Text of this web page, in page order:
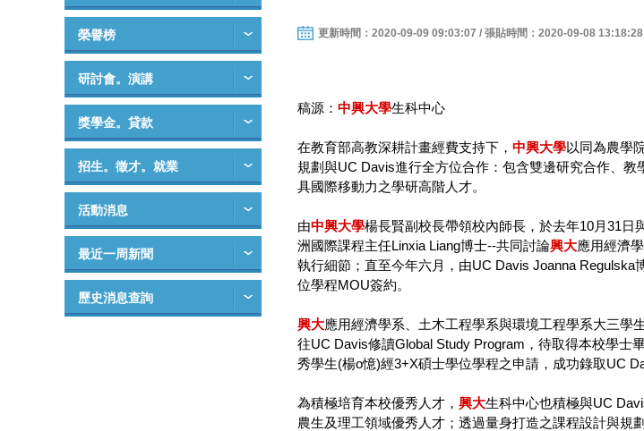
榮譽榜
研討會。演講
獎學金。貸款
招生。徵才。就業
活動消息
最近一周新聞
歷史消息查詢
更新時間：2020-09-09 09:03:07 / 張貼時間：2020-09-08 13:18:28
稿源： 中興大學生科中心
在教育部高教深耕計畫經費支持下， 中興大學以同為農學
規劃與UC Davis進行全方位合作：包含雙邊研究合作、
具國際移動力之學研高階人才。
由中興大學楊長賢副校長帶領校內師長，於去年10月31
洲國際課程主任Linxia Liang博士--共同討論興大應用經濟
執行細節；直至今年六月，由UC Davis Joanna Regulska
位學程MOU簽約。
興大應用經濟學系、土木工程學系與環境工程學系大三
往UC Davis修讀Global Study Program，待取得本校學
秀學生(楊o憶)經3+X碩士學位學程之申請，成功錄取UC
為積極培育本校優秀人才， 興大生科中心也積極與UC
農生及理工領域優秀人才；透過量身打造之課程設計與規